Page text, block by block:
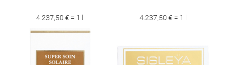
4.237,50 € = 1 l 4.237,50 € = 1 l